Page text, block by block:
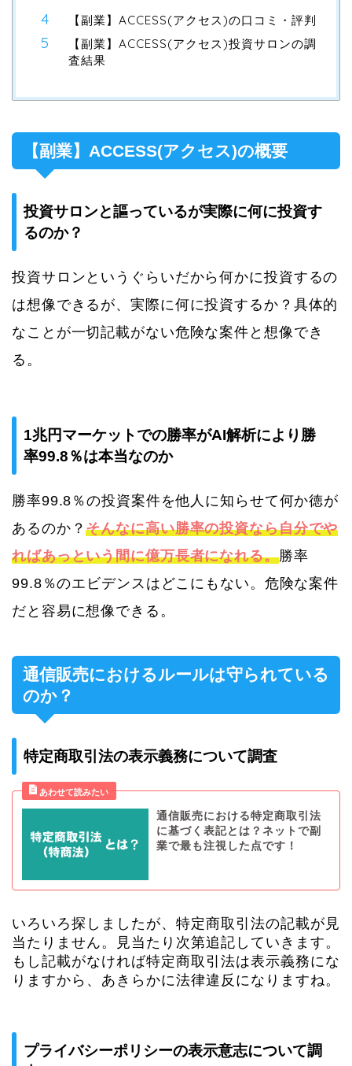
【副業】ACCESS(アクセス)の口コミ・評判
【副業】ACCESS(アクセス)投資サロンの調
査結果
【副業】ACCESS(アクセス)の概要
投資サロンと謳っているが実際に何に投資す
るのか？
投資サロンというぐらいだから何かに投資するの
は想像できるが、実際に何に投資するか？具体的
なことが一切記載がない危険な案件と想像でき
る。
1兆円マーケットでの勝率がAI解析により勝
率99.8％は本当なのか
勝率99.8％の投資案件を他人に知らせて何か徳が
あるのか？そんなに高い勝率の投資なら自分でや
ればあっという間に億万長者になれる。勝率
99.8％のエビデンスはどこにもない。危険な案件
だと容易に想像できる。
通信販売におけるルールは守られている
のか？
特定商取引法の表示義務について調査
通信販売における特定商取引法
に基づく表記とは？ネットで副
業で最も注視した点です！
いろいろ探しましたが、特定商取引法の記載が見
当たりません。見当たり次第追記していきます。
もし記載がなければ特定商取引法は表示義務にな
りますから、あきらかに法律違反になりますね。
プライバシーポリシーの表示意志について調